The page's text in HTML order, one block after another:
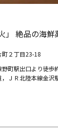
」 絶品の海鮮
２丁目23-18
町駅出口より徒歩
，ＪＲ北陸本線金沢